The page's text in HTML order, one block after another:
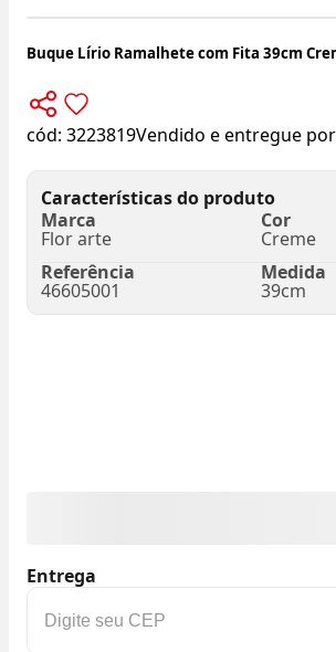
Buque Lírio Ramalhete com Fita 39cm
cód: 3223819Vendido e entregue
Características do produto
Marca
Flor arte
Cor
Creme
Referência
46605001
Medida
39cm
Entrega